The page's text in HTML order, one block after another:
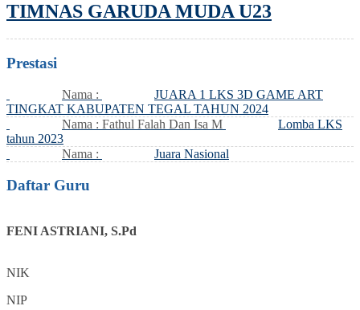
TIMNAS GARUDA MUDA U23
Prestasi
Nama :
JUARA 1 LKS 3D GAME ART
TINGKAT KABUPATEN TEGAL TAHUN 2024
Nama : Fathul Falah Dan Isa M
Lomba LKS
tahun 2023
Nama :
Juara Nasional
Daftar Guru
FENI ASTRIANI, S.Pd
NIK
NIP